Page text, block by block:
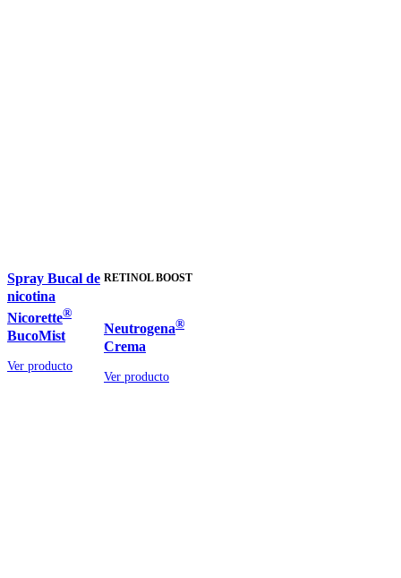
Spray Bucal de
nicotina
Nicorette®
BucoMist
Ver producto
RETINOL BOOST
Neutrogena®
Crema
Ver producto